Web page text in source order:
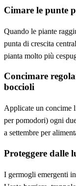
Cimare le punte
Quando le piante
punta di crescita
pianta molto più
Concimare
boccioli
Applicate un concime
per pomodori) ogni
a settembre per
Proteggere dalle
I germogli emergenti